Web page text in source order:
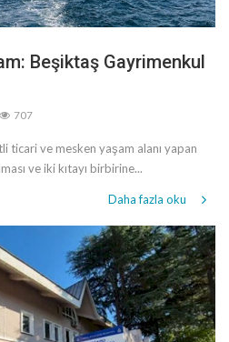
Beşiktaş Gayrimenkul
707
ticari ve mesken yaşam alanı yapan
ve iki kıtayı birbirine...
Daha fazla oku